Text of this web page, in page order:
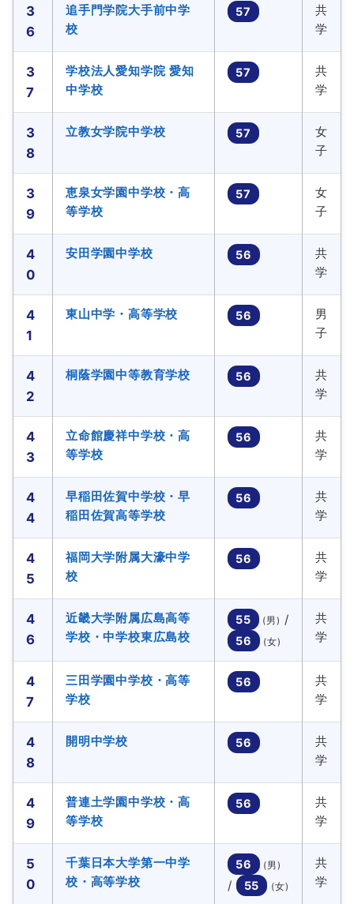
3
6
追手門学院大手前中学
校
57
共
学
3
7
学校法人愛知学院 愛知
中学校
57
共
学
3
8
立教女学院中学校 57
女
子
3
9
恵泉女学園中学校・高
等学校
57
女
子
4
0
安田学園中学校 56
共
学
4
1
東山中学・高等学校 56
男
子
4
2
桐蔭学園中等教育学校 56
共
学
4
3
立命館慶祥中学校・高
等学校
56
共
学
4
4
早稲田佐賀中学校・早
稲田佐賀高等学校
56
共
学
4
5
福岡大学附属大濠中学
校
56
共
学
4
6
近畿大学附属広島高等
学校・中学校東広島校
55 (男) /
56 (女)
共
学
4
7
三田学園中学校・高等
学校
56
共
学
4
8
開明中学校 56
共
学
4
9
普連土学園中学校・高
等学校
56
共
学
5
0
千葉日本大学第一中学
校・高等学校
56 (男)
/ 55 (女)
共
学